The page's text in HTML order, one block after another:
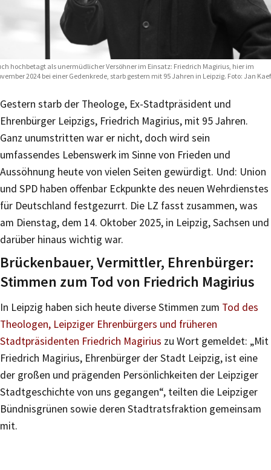
hochbetagt als unermüdlicher Versöhner im Einsatz: Friedrich Magirius, hier im
2024 bei einer Gedenkrede, starb gestern mit 95 Jahren in Leipzig. Foto: Jan
Gestern starb der Theologe, Ex-Stadtpräsident und
Ehrenbürger Leipzigs, Friedrich Magirius, mit 95 Jahren.
Ganz unumstritten war er nicht, doch wird sein
umfassendes Lebenswerk im Sinne von Frieden und
Aussöhnung heute von vielen Seiten gewürdigt. Und: Union
und SPD haben offenbar Eckpunkte des neuen Wehrdienstes
für Deutschland festgezurrt. Die LZ fasst zusammen, was
am Dienstag, dem 14. Oktober 2025, in Leipzig, Sachsen und
darüber hinaus wichtig war.
Brückenbauer, Vermittler, Ehrenbürger:
Stimmen zum Tod von Friedrich Magirius
In Leipzig haben sich heute diverse Stimmen zum Tod des
Theologen, Leipziger Ehrenbürgers und früheren
Stadtpräsidenten Friedrich Magirius zu Wort gemeldet: „Mit
Friedrich Magirius, Ehrenbürger der Stadt Leipzig, ist eine
der großen und prägenden Persönlichkeiten der Leipziger
Stadtgeschichte von uns gegangen“, teilten die Leipziger
Bündnisgrünen sowie deren Stadtratsfraktion gemeinsam
mit.